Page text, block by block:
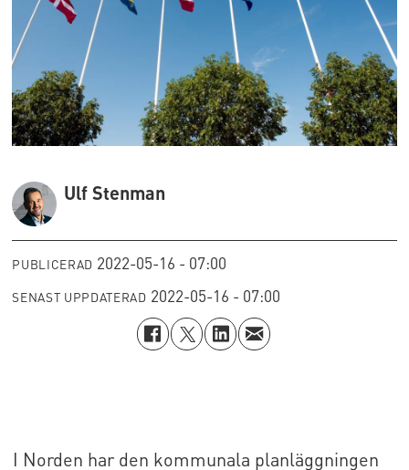
Ulf Stenman
PUBLICERAD 2022-05-16 - 07:00
SENAST UPPDATERAD 2022-05-16 - 07:00
I Norden har den kommunala planläggningen